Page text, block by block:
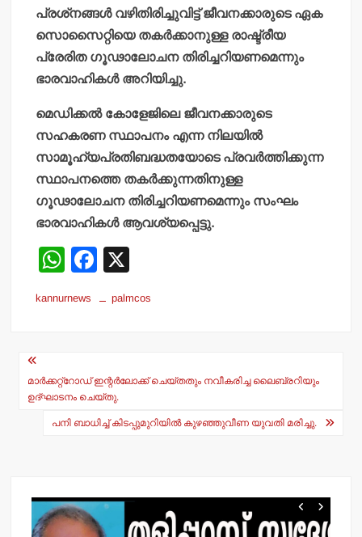
പ്രശ്‌നങ്ങള്‍ വഴിതിരിച്ചുവിട്ട് ജീവനക്കാരുടെ ഏക
സൊസൈറ്റിയെ തകര്‍ക്കാനുള്ള രാഷ്ട്രീയ
പ്രേരിത ഗൂഢാലോചന തിരിച്ചറിയണമെന്നും
ഭാരവാഹികള്‍ അറിയിച്ചു.
മെഡിക്കല്‍ കോളേജിലെ ജീവനക്കാരുടെ
സഹകരണ സ്ഥാപനം എന്ന നിലയില്‍
സാമൂഹ്യപ്രതിബദ്ധതയോടെ പ്രവര്‍ത്തിക്കുന്ന
സ്ഥാപനത്തെ തകര്‍ക്കുന്നതിനുള്ള
ഗൂഢാലോചന തിരിച്ചറിയണമെന്നും സംഘം
ഭാരവാഹികള്‍ ആവശ്യപ്പെട്ടു.
W
at
p
p
F
c
o
o
kannurnews palmcos
Post
navigation
മാര്‍ക്കറ്റ്‌റോഡ് ഇന്റര്‍ലോക്ക് ചെയ്തതും നവീകരിച്ച ലൈബ്രറിയും
ഉദ്ഘാടനം ചെയ്തു.
പനി ബാധിച്ച് കിടപ്പുമുറിയില്‍ കുഴഞ്ഞുവീണ യുവതി മരിച്ചു.